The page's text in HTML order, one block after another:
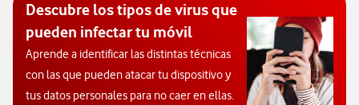
Descubre los tipos de virus que
pueden infectar tu móvil
Aprende a identificar las distintas técnicas
con las que pueden atacar tu dispositivo y
tus datos personales para no caer en ellas.